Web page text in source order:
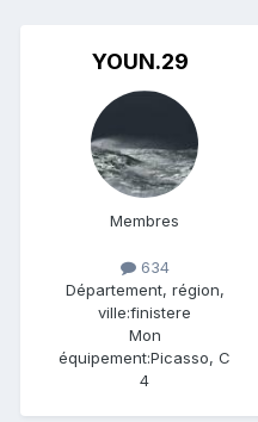
YOUN.29
Membres
634
Département, région,
ville:finistere
Mon
équipement:Picasso, C
4